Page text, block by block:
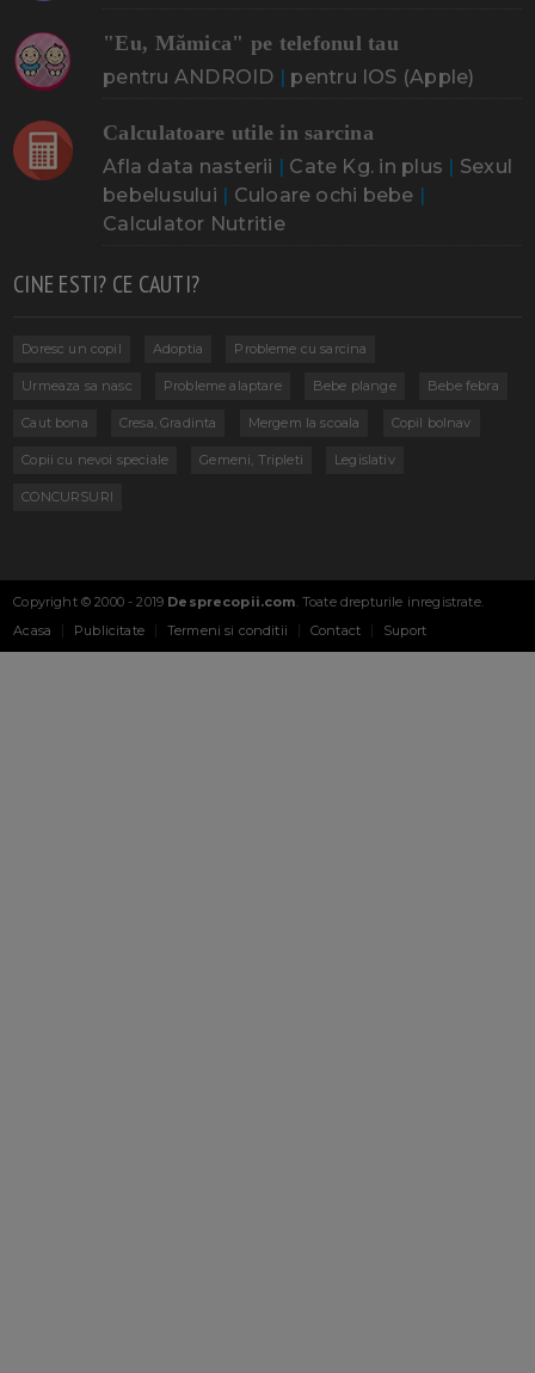
"Eu, Mămica" pe telefonul tau
pentru ANDROID | pentru IOS (Apple)
Calculatoare utile in sarcina
Afla data nasterii | Cate Kg. in plus | Sexul
bebelusului | Culoare ochi bebe |
Calculator Nutritie
CINE ESTI? CE CAUTI?
Doresc un copil Adoptia Probleme cu sarcina
Urmeaza sa nasc Probleme alaptare Bebe plange Bebe febra
Caut bona Cresa, Gradinta Mergem la scoala Copil bolnav
Copii cu nevoi speciale Gemeni, Tripleti Legislativ
CONCURSURI
Copyright © 2000 - 2019 Desprecopii.com . Toate drepturile inregistrate.
Acasa
Publicitate Termeni si conditii Contact Suport